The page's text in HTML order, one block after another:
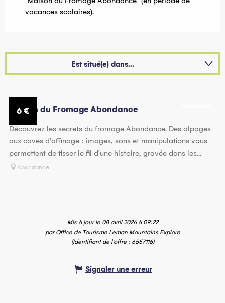
vacances scolaires).
Est situé(e) dans...
Est une offre similaire à proximité de...
Est accessible/desservi(e) par...
Sur place
6 €
Maison du Fromage Abondance
Découvrez les secrets du fromage Abondance. Des alpages
aux caves d'affinage : images, sons et manipulations vous
permettent de tisser le fil d'une histoire, gravée dans les...
Abondance
Mis à jour le 08 avril 2026 à 09:22
par Office de Tourisme Leman Mountains Explore
(Identifiant de l'offre : 6557116)
Signaler une erreur